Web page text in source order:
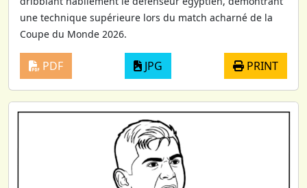
une technique supérieure lors du match acharné de la
Coupe du Monde 2026.
PDF JPG PRINT